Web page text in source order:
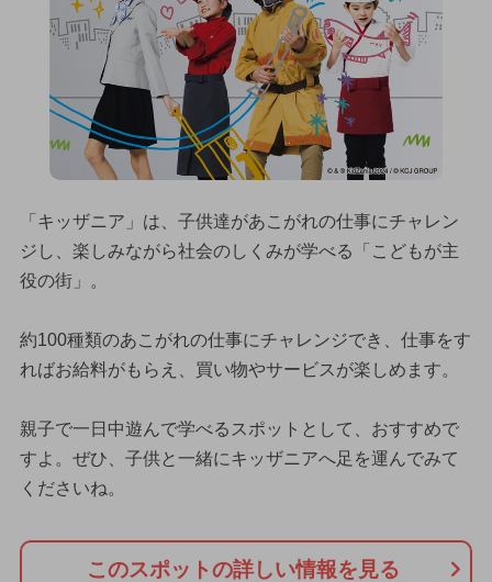
「キッザニア」は、子供達があこがれの仕事にチャレン
ジし、楽しみながら社会のしくみが学べる「こどもが主
役の街」。
約100種類のあこがれの仕事にチャレンジでき、仕事をす
ればお給料がもらえ、買い物やサービスが楽しめます。
親子で一日中遊んで学べるスポットとして、おすすめで
すよ。ぜひ、子供と一緒にキッザニアへ足を運んでみて
くださいね。
このスポットの詳しい情報を見る